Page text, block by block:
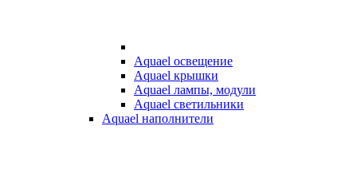
Aquael освещение
Aquael крышки
Aquael лампы, модули
Aquael светильники
Aquael наполнители